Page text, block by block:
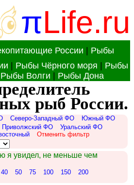
πLife.ru
России
Рыбы
Рыбы Чёрного моря
Рыбы
Рыбы Волги Рыбы Дона
рыб России.
Северо-Западный ФО
Южный ФО
Приволжский ФО
Уральский ФО
Отменить фильтр
я увидел, не меньше чем
40 50 75 100 150
200